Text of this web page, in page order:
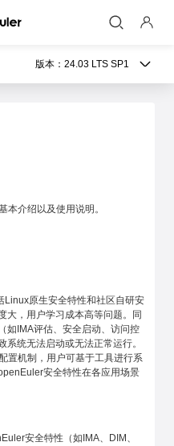
版本： 24.03 LTS SP1
本介绍以及使用说明。
原生安全特性和社区自研安
大，用户学习成本高等问题。同
如IMA评估、安全启动、访问控
统无法启动或无法正常运行。
置机制，用户可基于工具进行系
安全特性在各应用场景
安全特性（如IMA、DIM、